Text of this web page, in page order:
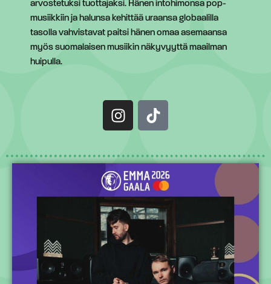
arvostetuksi tuottajaksi. Hänen intohimonsa pop-
musiikkiin ja halunsa kehittää uraansa globaalilla
tasolla vahvistavat paitsi hänen omaa asemaansa
myös suomalaisen musiikin näkyvyyttä maailman
huipulla.